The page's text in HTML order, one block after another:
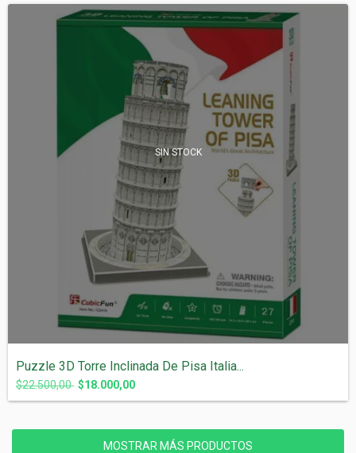
SIN STOCK
Puzzle 3D Torre Inclinada De Pisa Italia...
$22.500,00 $18.000,00
MOSTRAR MÁS PRODUCTOS